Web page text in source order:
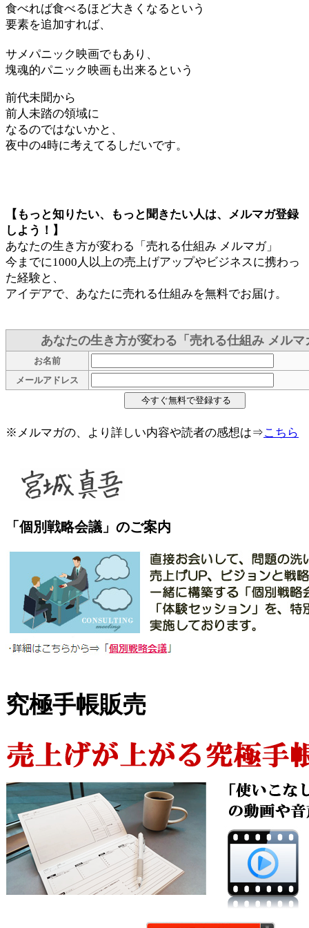
食べれば食べるほど大きくなるという
要素を追加すれば、
サメパニック映画でもあり、
塊魂的パニック映画も出来るという
前代未聞から
前人未踏の領域に
なるのではないかと、
夜中の4時に考えてるしだいです。
【もっと知りたい、もっと聞きたい人は、メルマガ登録
しよう！】
あなたの生き方が変わる「売れる仕組み メルマガ」
今までに1000人以上の売上げアップやビジネスに携わっ
た経験と、
アイデアで、あなたに売れる仕組みを無料でお届け。
あなたの生き方が変わる「売れる仕組み メルマ
お名前
メールアドレス
※メルマガの、より詳しい内容や読者の感想は⇒こちら
「個別戦略会議」のご案内
究極手帳販売